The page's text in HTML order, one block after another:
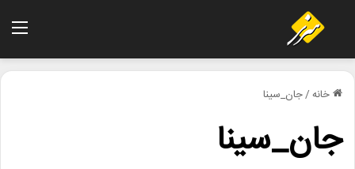
خانه/جان_سینا
جان_سینا